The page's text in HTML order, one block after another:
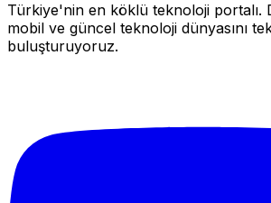
Türkiye'nin en köklü teknoloji portalı.
mobil ve güncel teknoloji dünyasını
buluşturuyoruz.